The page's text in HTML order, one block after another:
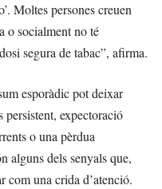
Moltes persones creuen
o socialment no té
segura de tabac”, afirma.
esporàdic pot deixar
persistent, expectoració
o una pèrdua
alguns dels senyals que,
com una crida d’atenció.